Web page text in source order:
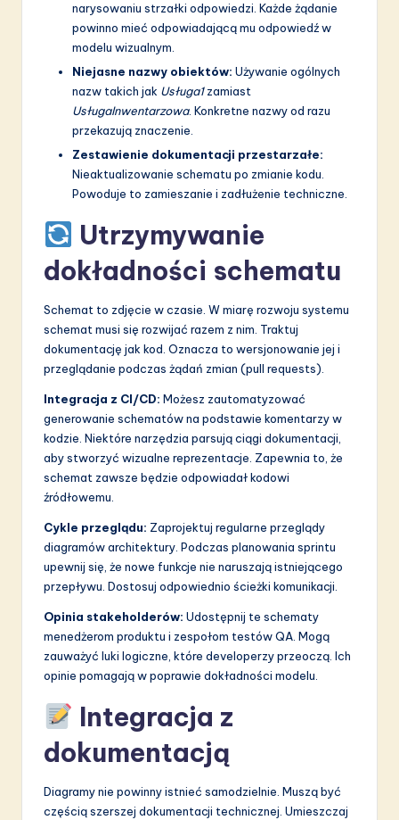
narysowaniu strzałki odpowiedzi. Każde żądanie
powinno mieć odpowiadającą mu odpowiedź w
modelu wizualnym.
Niejasne nazwy obiektów: Używanie ogólnych
nazw takich jak Usługa1zamiast
UsługaInwentarzowa. Konkretne nazwy od razu
przekazują znaczenie.
Zestawienie dokumentacji przestarzałe:
Nieaktualizowanie schematu po zmianie kodu.
Powoduje to zamieszanie i zadłużenie techniczne.
Utrzymywanie
dokładności schematu
Schemat to zdjęcie w czasie. W miarę rozwoju systemu
schemat musi się rozwijać razem z nim. Traktuj
dokumentację jak kod. Oznacza to wersjonowanie jej i
przeglądanie podczas żądań zmian (pull requests).
Integracja z CI/CD: Możesz zautomatyzować
generowanie schematów na podstawie komentarzy w
kodzie. Niektóre narzędzia parsują ciągi dokumentacji,
aby stworzyć wizualne reprezentacje. Zapewnia to, że
schemat zawsze będzie odpowiadał kodowi
źródłowemu.
Cykle przeglądu: Zaprojektuj regularne przeglądy
diagramów architektury. Podczas planowania sprintu
upewnij się, że nowe funkcje nie naruszają istniejącego
przepływu. Dostosuj odpowiednio ścieżki komunikacji.
Opinia stakeholderów: Udostępnij te schematy
menedżerom produktu i zespołom testów QA. Mogą
zauważyć luki logiczne, które developerzy przeoczą. Ich
opinie pomagają w poprawie dokładności modelu.
Integracja z
dokumentacją
Diagramy nie powinny istnieć samodzielnie. Muszą być
częścią szerszej dokumentacji technicznej. Umieszczaj